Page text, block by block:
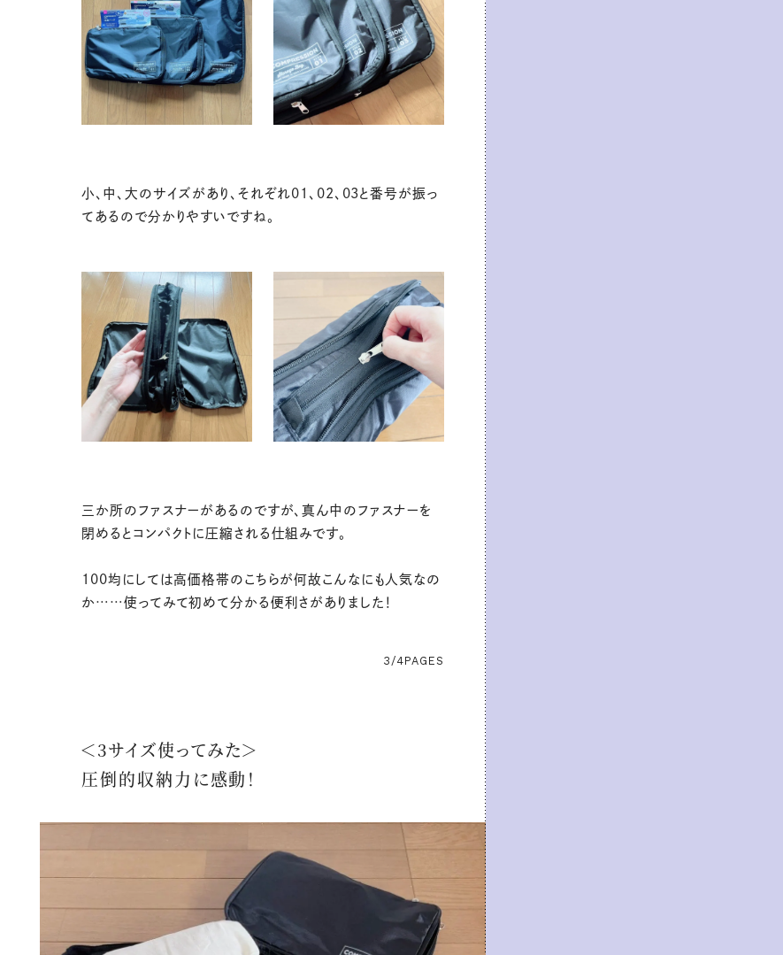
小、中、大のサイズがあり、それぞれ01、02、03と番号が振っ
てあるので分かりやすいですね。
三か所のファスナーがあるのですが、真ん中のファスナーを
閉めるとコンパクトに圧縮される仕組みです。
100均にしては高価格帯のこちらが何故こんなにも人気なの
か……使ってみて初めて分かる便利さがありました！
3/4PAGES
＜3サイズ使ってみた＞
圧倒的収納力に感動！